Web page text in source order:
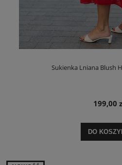
Sukienka Lniana Blush
199,00
DO